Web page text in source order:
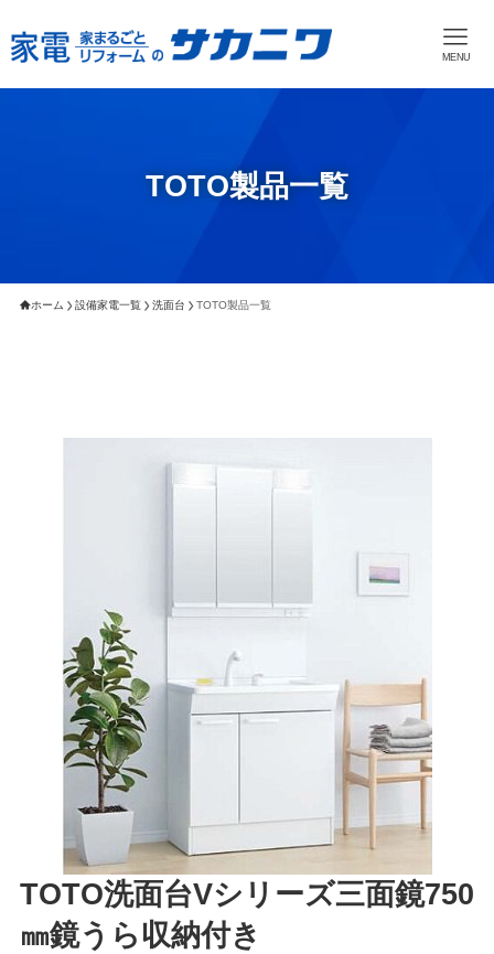
MENU
TOTO製品一覧
ホーム 設備家電一覧 洗面台 TOTO製品一覧
TOTO洗面台Vシリーズ三面鏡750
㎜鏡うら収納付き